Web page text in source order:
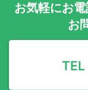
お気軽にお
お
TEL